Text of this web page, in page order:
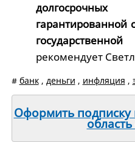
гарантированной
рекомендует
# банк, деньги , инфляция ,
Оформить подписку